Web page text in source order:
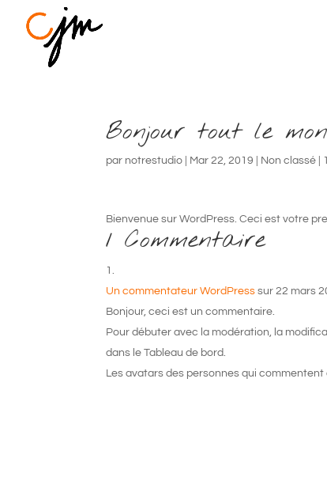
Bonjour tout le
par notrestudio Mar 22, 2019 Non classé
Bienvenue sur WordPress. Ceci est votre
1 Commentaire
Un commentateur WordPress sur 22 mars
Bonjour, ceci est un commentaire.
Pour débuter avec la modération, la
dans le Tableau de bord.
Les avatars des personnes qui